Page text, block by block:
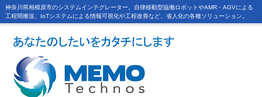
神奈川県相模原市のシステムインテグレーター。自律移動型協働ロボットやAMR・AGVによる
工程間搬送、IoTシステムによる情報可視化や工程改善など、省人化の各種ソリューション。